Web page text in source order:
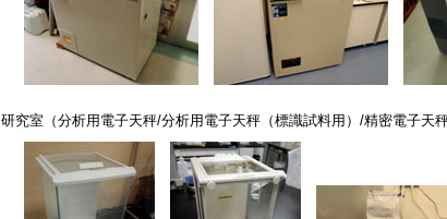
研究室（分析用電子天秤/分析用電子天秤（標識試料用）/精密電子天